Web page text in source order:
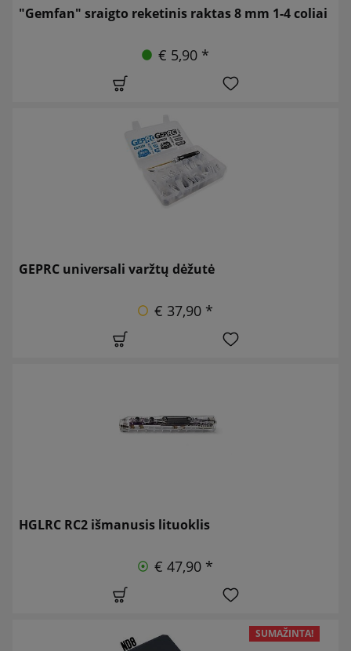
"Gemfan" sraigto reketinis raktas 8 mm 1-4 coliai
€ 5,90 *
GEPRC universali varžtų dėžutė
€ 37,90 *
HGLRC RC2 išmanusis lituoklis
€ 47,90 *
SUMAŽINTA!